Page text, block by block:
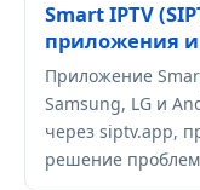
Smart IPTV
приложения и
Приложение
Samsung, LG и
через siptv.app,
решение